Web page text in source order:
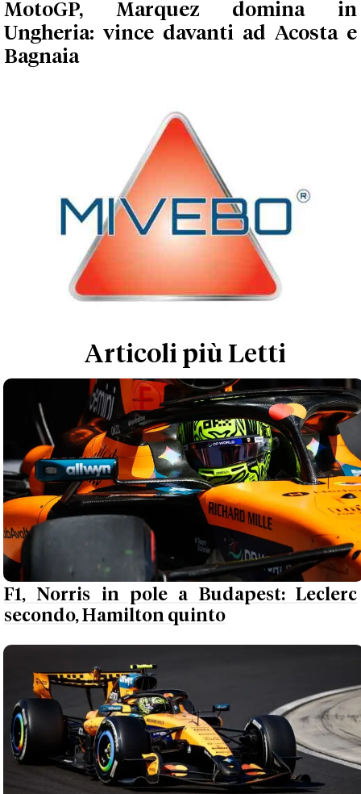
MotoGP, Marquez domina in
Ungheria: vince davanti ad Acosta e
Bagnaia
Articoli più Letti
F1, Norris in pole a Budapest: Leclerc
secondo, Hamilton quinto